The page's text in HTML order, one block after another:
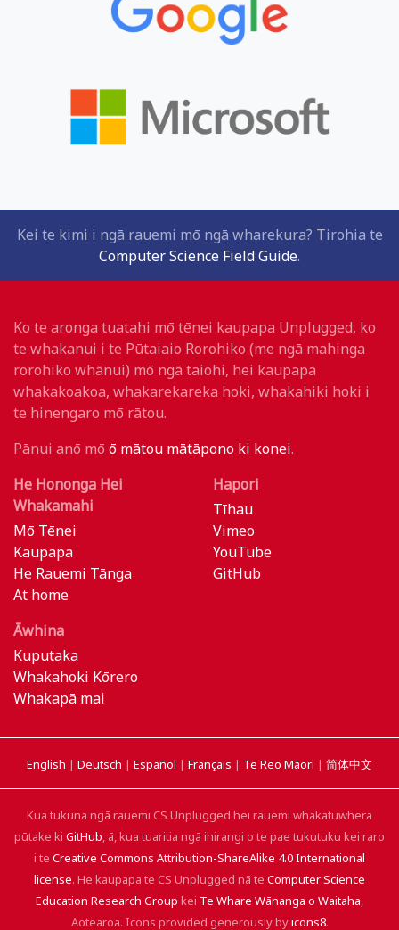
Kei te kimi i ngā rauemi mō ngā wharekura? Tirohia te
Computer Science Field Guide.
Ko te aronga tuatahi mō tēnei kaupapa Unplugged, ko
te whakanui i te Pūtaiaio Rorohiko (me ngā mahinga
rorohiko whānui) mō ngā taiohi, hei kaupapa
whakakoakoa, whakarekareka hoki, whakahiki hoki i
te hinengaro mō rātou.
Pānui anō mō ō mātou mātāpono ki konei.
He Hononga Hei
Whakamahi
Mō Tēnei
Kaupapa
He Rauemi Tānga
At home
Hapori
Tīhau
Vimeo
YouTube
GitHub
Āwhina
Kuputaka
Whakahoki Kōrero
Whakapā mai
English | Deutsch | Español | Français | Te Reo Māori | 简体中文
Kua tukuna ngā rauemi CS Unplugged hei rauemi whakatuwhera
pūtake ki GitHub , ā, kua tuaritia ngā ihirangi o te pae tukutuku kei raro
i te Creative Commons Attribution-ShareAlike 4.0 International
license. He kaupapa te CS Unplugged nā te Computer Science
Education Research Group kei Te Whare Wānanga o Waitaha
Aotearoa. Icons provided generously byicons8.